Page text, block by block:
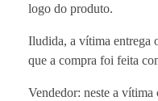
logo do produto.
Iludida, a vítima entrega
que a compra foi feita
Vendedor: neste a